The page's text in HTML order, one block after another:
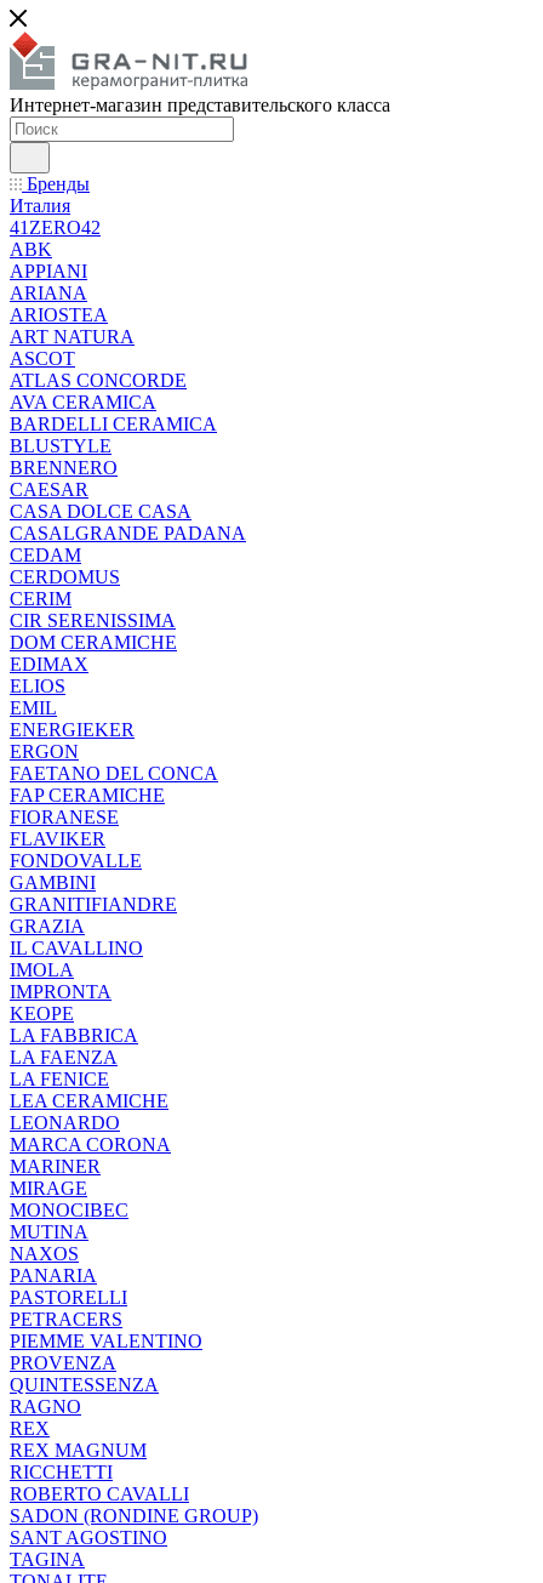
Интернет-магазин представительского класса
Бренды
Италия
41ZERO42
ABK
APPIANI
ARIANA
ARIOSTEA
ART NATURA
ASCOT
ATLAS CONCORDE
AVA CERAMICA
BARDELLI CERAMICA
BLUSTYLE
BRENNERO
CAESAR
CASA DOLCE CASA
CASALGRANDE PADANA
CEDAM
CERDOMUS
CERIM
CIR SERENISSIMA
DOM CERAMICHE
EDIMAX
ELIOS
EMIL
ENERGIEKER
ERGON
FAETANO DEL CONCA
FAP CERAMICHE
FIORANESE
FLAVIKER
FONDOVALLE
GAMBINI
GRANITIFIANDRE
GRAZIA
IL CAVALLINO
IMOLA
IMPRONTA
KEOPE
LA FABBRICA
LA FAENZA
LA FENICE
LEA CERAMICHE
LEONARDO
MARCA CORONA
MARINER
MIRAGE
MONOCIBEC
MUTINA
NAXOS
PANARIA
PASTORELLI
PETRACERS
PIEMME VALENTINO
PROVENZA
QUINTESSENZA
RAGNO
REX
REX MAGNUM
RICCHETTI
ROBERTO CAVALLI
SADON (RONDINE GROUP)
SANT AGOSTINO
TAGINA